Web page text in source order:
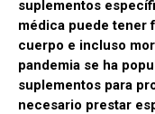
s
A
p
p
b
o
o
k
suplementos
médica puede tener
cuerpo e incluso
pandemia se ha
suplementos para
necesario prestar